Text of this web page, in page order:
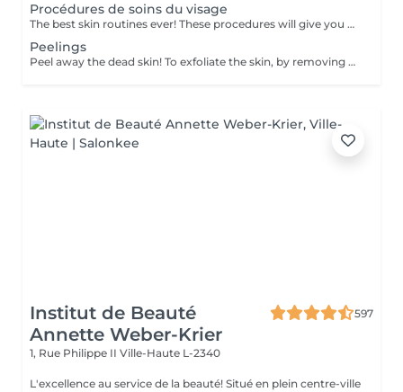
Procédures de soins du visage
The best skin routines ever! These procedures will give you an immediate visible result such as shiny, smooth, soft and hydrate skin. Carboxy CO2 - involves applying a small amount of carbon dioxide gas underneath the skin. It can be used to treat stretch marks, dark circles under the eyes. Bioplazma - improves the general condition of the skin, removes inflammation and peeling, reduces the depth and number of folds, and narrow pores. New age - regenerates and rejuvenates, reduces dryness, to improve the texture, and will give elasticity and firmness of the skin around the eyes. Skin detox - removing as many of the impurities, toxins, pollutants, and dead skin cells clogging your pores as possible to cleanse, treat, brighten, hydrate, and soothe your skin. Flesh beauty - includes moisturising mask, cream and face massage. Gives shiny and smooth skin as the result. Hydratation aqua power - is the first rescue for hypersensitive and dehydrated skin. Aimed at strengthening the hydrolipidic barrier of the skin. Includes face massage and alginate mask at the end to consolidate the result. Gives an immediate visible result such as smooth and shiny and tightened skin. Recovery Procedure for anti-stress therapy to soothe, strengthen, and accelerate skin recovery. The procedure prevents redness and sensitivity, significantly reduces the skin's inflammatory response, and lowers the risk of scarring. It also enhances the effectiveness of fractional and aggressive treatments over a long period. Age restrictions: recommended to do from 20 years. Post procedure recommendations: there are no post recommendations after these procedures. Frequency: once in 1 week, 4-8 times.
Peelings
Peel away the dead skin! To exfoliate the skin, by removing dead skin cells and minimising the appearance of open pores. *We have a big amount of peeling to choose from. If you are not sure which one you are looking for - you can book any of them and decide with the beautician in the beauty space which one suits your skin. How is peeling done: - skin is cleaned with special cleanser - peeling solution is applied and leaved on skin for 15 minutes - peeling solution is removed - face cream is applied Age restrictions: recommended to do from 18 years. Post procedure recommendations: do not visit sauna, do not sunbathe for 24 hours after the procedure. Frequency: once in 7-21 days depending on peeling solution, 5 times.
Institut de Beauté
Annette Weber-Krier
597
1, Rue Philippe II Ville-Haute L-2340
L'excellence au service de la beauté! Situé en plein centre-ville